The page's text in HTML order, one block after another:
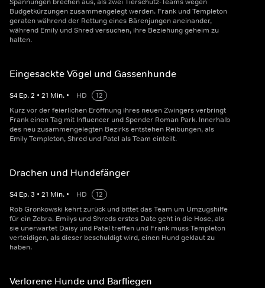
Budgetkürzungen zusammengelegt werden. Frank und Templeton
geraten während der Rettung eines Bärenjungen aneinander,
während Emily und Shred versuchen, ihre Beziehung geheim zu
halten.
Eingesackte Vögel und Gassenhunde
S4 Ep.2 • 21 Min. • HD
12
Kurz vor der feierlichen Eröffnung ihres neuen Zwingers verbringt
Frank einen Tag mit Influencer und Spender Roman Park. Innerhalb
des neu zusammengelegten Bezirks entstehen Reibungen, als
Emily Templeton, Shred und Patel als Team einteilt.
Drachen und Hundefänger
S4 Ep.3 • 21 Min. • HD
12
Rob Gronkowski kehrt zurück und bittet das Team um Umzugshilfe
für ein Zebra. Emilys und Shreds erstes Date geht in die Hose, als
sie unerwartet Daisy und Patel treffen und Frank muss Templeton
verteidigen, als dieser beschuldigt wird, einen Hund geklaut zu
haben.
Verlorene Hunde und Barfliegen